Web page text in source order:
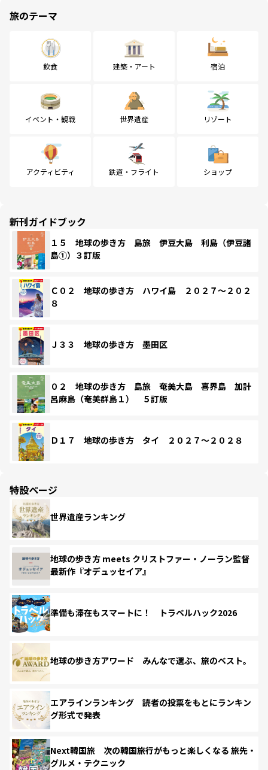
旅のテーマ
飲食 建築・アート 宿泊
イベント・観戦 世界遺産 リゾート
アクティビティ 鉄道・フライト ショップ
新刊ガイドブック
１５ 地球の歩き方 島旅 伊豆大島 利島（伊豆諸
島①）３訂版
Ｃ０２ 地球の歩き方 ハワイ島 ２０２７～２０２
８
Ｊ３３ 地球の歩き方 墨田区
０２ 地球の歩き方 島旅 奄美大島 喜界島 加計
呂麻島（奄美群島１） ５訂版
Ｄ１７ 地球の歩き方 タイ ２０２７～２０２８
特設ページ
世界遺産ランキング
地球の歩き方 meets クリストファー・ノーラン監督
最新作『オデュッセイア』
準備も滞在もスマートに！ トラベルハック2026
地球の歩き方アワード みんなで選ぶ、旅のベスト。
エアラインランキング 読者の投票をもとにランキン
グ形式で発表
Next韓国旅 次の韓国旅行がもっと楽しくなる 旅先・
グルメ・テクニック